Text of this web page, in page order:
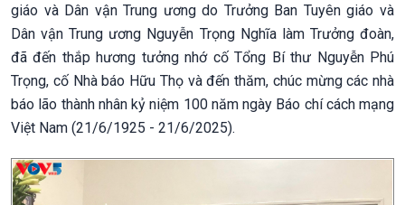
giáo và Dân vận Trung ương do Trưởng Ban Tuyên giáo và
Dân vận Trung ương Nguyễn Trọng Nghĩa làm Trưởng đoàn,
đã đến thắp hương tưởng nhớ cố Tổng Bí thư Nguyễn Phú
Trọng, cố Nhà báo Hữu Thọ và đến thăm, chúc mừng các nhà
báo lão thành nhân kỷ niệm 100 năm ngày Báo chí cách mạng
Việt Nam (21/6/1925 - 21/6/2025).